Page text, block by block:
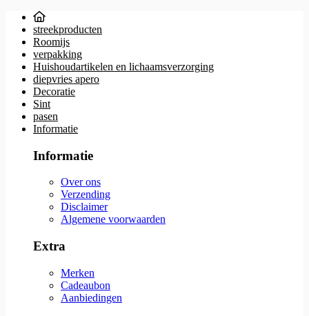
streekproducten
Roomijs
verpakking
Huishoudartikelen en lichaamsverzorging
diepvries apero
Decoratie
Sint
pasen
Informatie
Informatie
Over ons
Verzending
Disclaimer
Algemene voorwaarden
Extra
Merken
Cadeaubon
Aanbiedingen